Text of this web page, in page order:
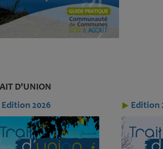
D'UNION
Edition 2026
Edition